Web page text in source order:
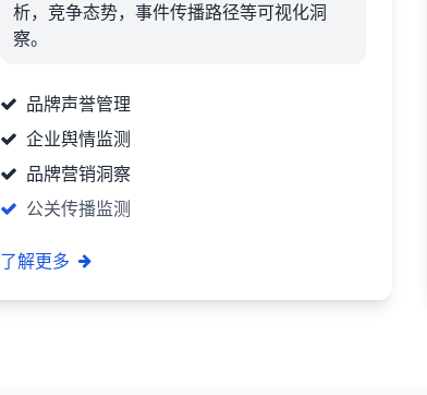
析，竞争态势，事件传播路径等可视化洞
察。
品牌声誉管理
企业舆情监测
品牌营销洞察
公关传播监测
了解更多